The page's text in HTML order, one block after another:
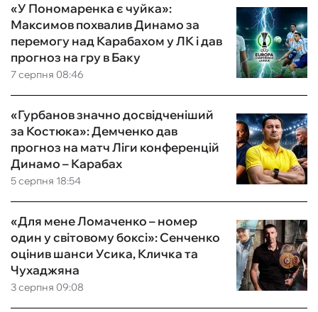
7 серпня 08:46
«У Пономаренка є чуйка»:
Максимов похвалив Динамо за
перемогу над Карабахом у ЛК і дав
прогноз на гру в Баку
5 серпня 18:54
«Гурбанов значно досвідченіший
за Костюка»: Демченко дав
прогноз на матч Ліги конференцій
Динамо – Карабах
3 серпня 09:08
«Для мене Ломаченко – номер
один у світовому боксі»: Сенченко
оцінив шанси Усика, Кличка та
Чухаджяна